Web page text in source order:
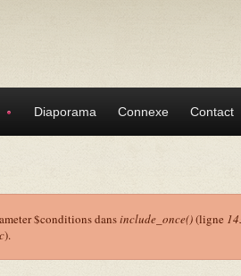
Diaporama Connexe Contact
$conditions dansinclude_once()(ligne
).